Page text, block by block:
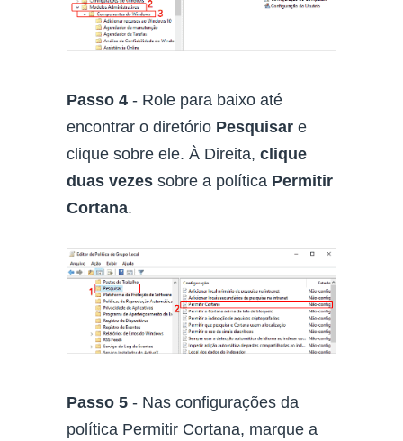
Passo 4 - Role para baixo até
encontrar o diretório Pesquisar e
clique sobre ele. À Direita, clique
duas vezes sobre a política Permitir
Cortana.
Passo 5 - Nas configurações da
política Permitir Cortana, marque a